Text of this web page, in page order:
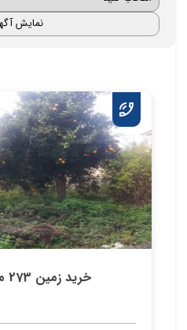
خرید زمین 273 متری در رویان